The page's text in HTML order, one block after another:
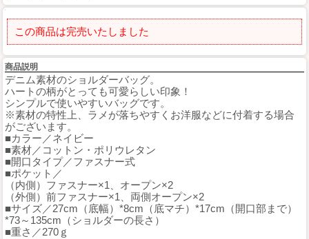
この商品は完売いたしました
商品説明
デニム素材のショルダーバッグ。
ハートの柄がとっても可愛らしい印象！
シンプルで使いやすいバッグです。
※素材の特性上、ラメが落ちやすくお洋服などに付着する場合
がございます。
■カラー／ネイビー
■素材／コットン・ポリウレタン
■開口タイプ／ファスナー式
■ポケット／
（内側）ファスナー×1、オープン×2
（外側）前ファスナー×1、両側オープン×2
■サイズ／27cm（底幅）*8cm（底マチ）*17cm（開口部まで）
*73～135cm（ショルダーの長さ）
■重さ／270ｇ